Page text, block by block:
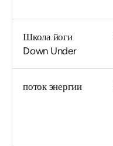
Школа йоги
Down Under
поток энергии